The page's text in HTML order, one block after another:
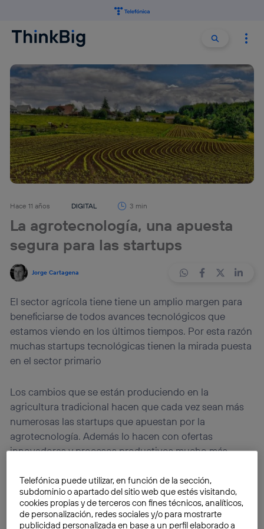
Buscar
Hace 11 años DIGITAL 3 min
La agrotecnología, una apuesta
segura para las startups
Jorge Cartagena
El sector agrícola tiene tiene un amplio margen para
beneficiarse de todos avances tecnológicos que
estamos viendo en los últimos tiempos. Por esta razón
muchas startups tecnológicas tienen la mirada puesta
en el sector primario
Los cambios que se están produciendo en la
agricultura tradicional hacen que cada vez sean más
numerosas las startups que apuestan por la
agrotecnología. Además lo hacen con ofertas
innovadoras y procesos productivos mucho más
La agrotecnología es un sector muy interesante para
las startups por varios motivos. Por un lado les
permite realizar avances tecnológicos y aplicar sus
Telefónica puede utilizar, en función de la sección,
subdominio o apartado del sitio web que estés visitando,
cookies propias y de terceros con fines técnicos, analíticos,
de personalización, redes sociales y/o para mostrarte
publicidad personalizada en base a un perfil elaborado a